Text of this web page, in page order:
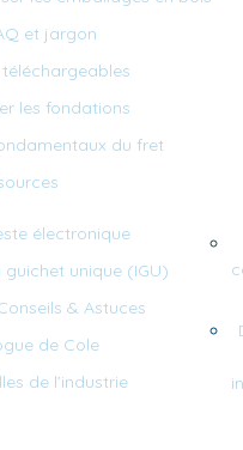
et jargon
téléchargeables
les fondations
du fret
électronique
guichet unique (IGU)
& Astuces
de Cole
de l’industrie